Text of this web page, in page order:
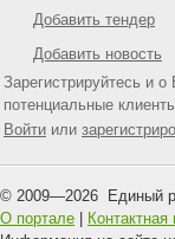
Добавить тендер
Добавить новость
Зарегистрируйтесь и
потенциальные
Войти или
© 2009—2026 Единый
О портале